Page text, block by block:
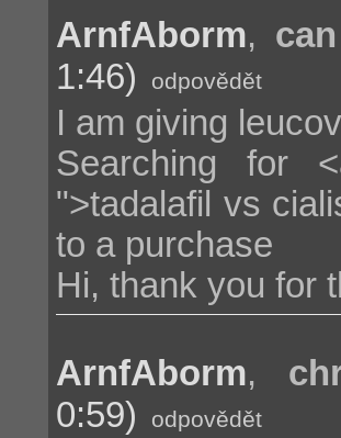
ArnfAborm,
1:46)
odpovědět
I am giving
Searching for
">tadalafil vs
to a purchase
Hi, thank you for
ArnfAborm,
0:59)
odpovědět